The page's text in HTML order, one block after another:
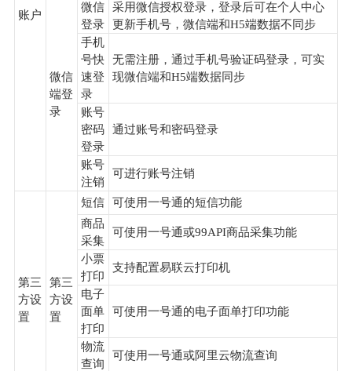
账户
微信
端登
录
微信
登录
采用微信授权登录，登录后可在个人中心
更新手机号，微信端和H5端数据不同步
手机
号快
速登
录
无需注册，通过手机号验证码登录，可实
现微信端和H5端数据同步
账号
密码
登录
通过账号和密码登录
账号
注销
可进行账号注销
第三
方设
置
第三
方设
置
短信
可使用一号通的短信功能
商品
采集
可使用一号通或99API商品采集功能
小票
打印
支持配置易联云打印机
电子
面单
打印
可使用一号通的电子面单打印功能
物流
查询
可使用一号通或阿里云物流查询